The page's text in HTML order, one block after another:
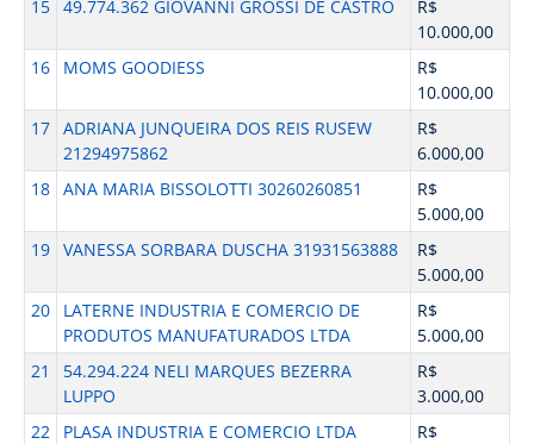
15 49.774.362 GIOVANNI GROSSI DE CASTRO
R$
10.000,00
16
MOMS GOODIESS
R$
10.000,00
17 ADRIANA JUNQUEIRA DOS REIS RUSEW
21294975862
R$
6.000,00
18 ANA MARIA BISSOLOTTI 30260260851
R$
5.000,00
19 VANESSA SORBARA DUSCHA 31931563888
R$
5.000,00
20
LATERNE INDUSTRIA E COMERCIO DE
PRODUTOS MANUFATURADOS LTDA
R$
5.000,00
21
54.294.224 NELI MARQUES BEZERRA
LUPPO
R$
3.000,00
22
PLASA INDUSTRIA E COMERCIO LTDA
R$